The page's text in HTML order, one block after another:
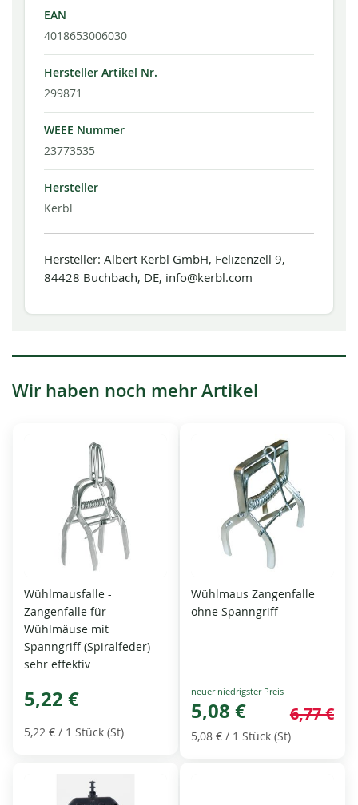
EAN
4018653006030
Hersteller Artikel Nr.
299871
WEEE Nummer
23773535
Hersteller
Kerbl
Hersteller: Albert Kerbl GmbH, Felizenzell 9,
84428 Buchbach, DE, info@kerbl.com
Wir haben noch mehr Artikel
Wühlmausfalle -
Zangenfalle für
Wühlmäuse mit
Spanngriff (Spiralfeder) -
sehr effektiv
5,22 €
5,22 € / 1 Stück (St)
Wühlmaus Zangenfalle
ohne Spanngriff
Special
Price
5,08 € 6,77 €
5,08 € / 1 Stück (St)